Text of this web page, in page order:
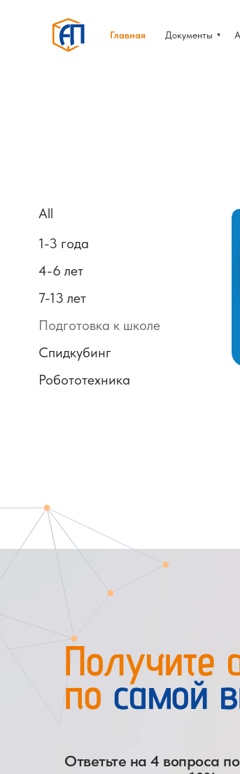
Главная Документы
All
1-3 года
4-6 лет
7-13 лет
Подготовка к школе
Спидкубинг
Робототехника
Получите
посамой
Ответьте на 4 вопроса